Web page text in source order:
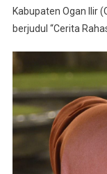
Kabupaten Ogan Ilir
berjudul “Cerita